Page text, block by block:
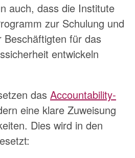
auch, dass die Institute
zur Schulung und
Beschäftigten für das
entwickeln
das Accountability-
eine klare Zuweisung
Dies wird in den